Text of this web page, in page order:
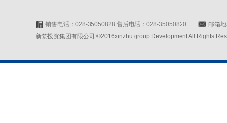
销售电话：028-35050828 售后电话：028-35050820 邮箱
新筑投资集团有限公司 ©2016xinzhu group Development All Rights